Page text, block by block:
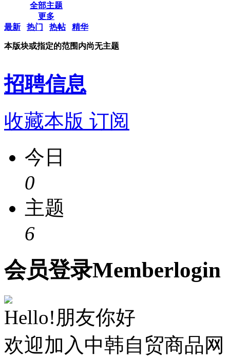
全部主题
更多
最新
热门 热帖 精华
本版块或指定的范围内尚无主题
招聘信息
收藏本版 订阅
今日
0
主题
6
会员登录Memberlogin
Hello!朋友你好
欢迎加入中韩自贸商品网